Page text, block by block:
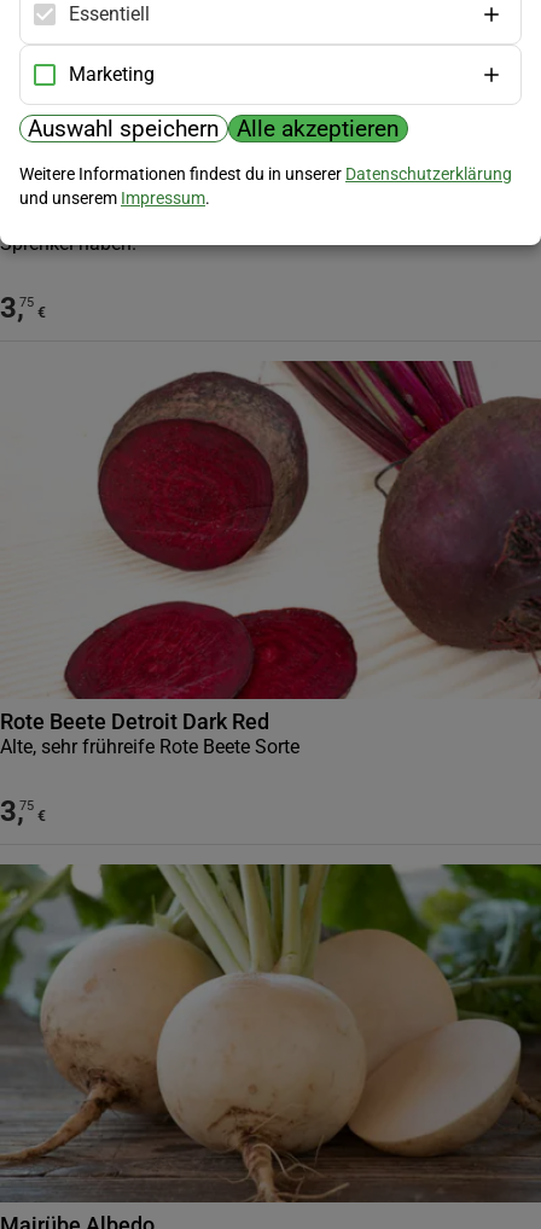
Rotblättriger Frühlingskopfsalat
Sprenkel haben.
3,75
€
Rote Beete Detroit Dark Red
Alte, sehr frühreife Rote Beete Sorte
3,75
€
Essentiell
Marketing
Auswahl speichern Alle akzeptieren
Weitere Informationen findest du in unserer Datenschutzerklärung
und unserem Impressum.